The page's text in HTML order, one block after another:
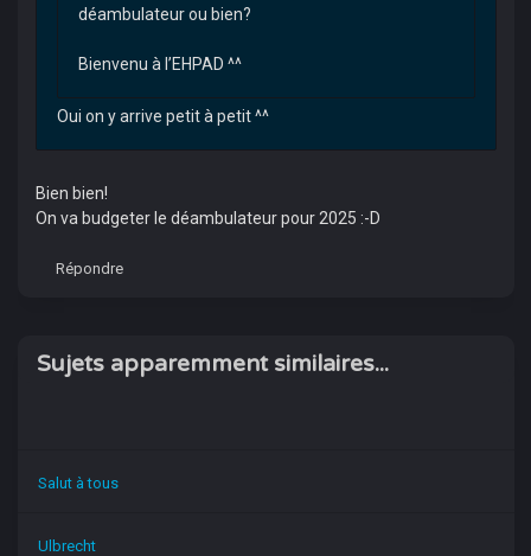
déambulateur ou bien?
Bienvenu à l’EHPAD ^^
Oui on y arrive petit à petit ^^
Bien bien!
On va budgeter le déambulateur pour 2025 :-D
Répondre
Sujets apparemment similaires...
Salut à tous
Ulbrecht